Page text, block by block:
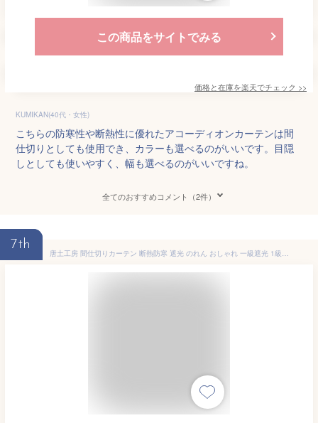
この商品をサイトでみる
価格と在庫を楽天でチェック >>
KUMIKAN(40代・女性)
こちらの防寒性や断熱性に優れたアコーディオンカーテンは間
仕切りとしても使用でき、カラーも選べるのがいいです。目隠
しとしても使いやすく、幅も選べるのがいいですね。
全てのおすすめコメント（2件）
7th
唐土工房 間仕切りカーテン 断熱防寒 遮光 のれん おしゃれ 一級遮光 1級 暖簾 170cm丈 100cm幅 1枚 ロング アコーディオンカーテン 間仕切り レール式 つっぱり パタパタカーテン ドアカーテン 突っ張り棒カーテン 省エネ 目隠し 保温 防音 無地 厚手 形状記憶 のレン 廊下 洗える ベージュ